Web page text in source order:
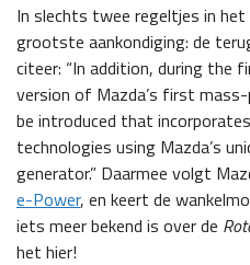
In slechts twee regeltjes in
grootste aankondiging: de
citeer: “In addition, during the
version of Mazda’s first
be introduced that
technologies using Mazda’s
generator.” Daarmee volgt
e-Power, en keert de
iets meer bekend is over de
het hier!